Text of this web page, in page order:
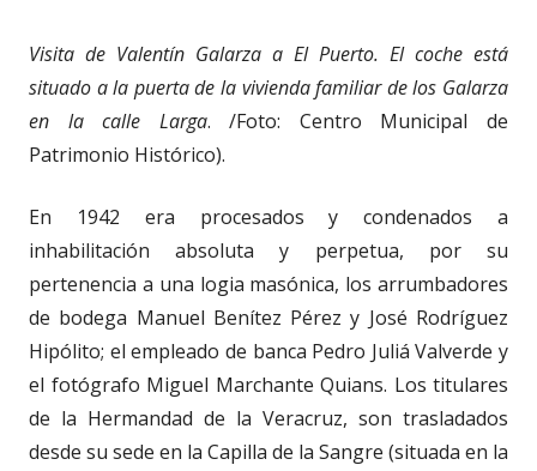
Visita de Valentín Galarza a El Puerto. El coche está
situado a la puerta de la vivienda familiar de los Galarza
en la calle Larga. /Foto: Centro Municipal de
Patrimonio Histórico).
En 1942 era procesados y condenados a
inhabilitación absoluta y perpetua, por su
pertenencia a una logia masónica, los arrumbadores
de bodega Manuel Benítez Pérez y José Rodríguez
Hipólito; el empleado de banca Pedro Juliá Valverde y
el fotógrafo Miguel Marchante Quians. Los titulares
de la Hermandad de la Veracruz, son trasladados
desde su sede en la Capilla de la Sangre (situada en la